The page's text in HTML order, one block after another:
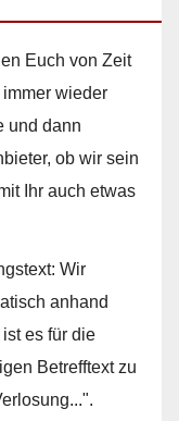
Euch von Zeit
wieder
und dann
ob wir sein
Ihr auch etwas
Wir
anhand
es für die
Betrefftext zu